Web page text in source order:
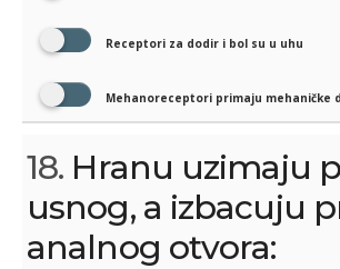
Receptori za dodir i bol su u uhu
Mehanoreceptori primaju mehaničke
18. Hranu uzimaju
usnog, a izbacuju
analnog otvora: